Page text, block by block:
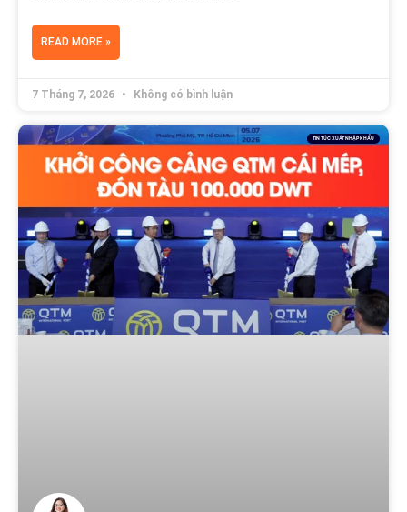
READ MORE »
7 Tháng 7, 2026 Không có bình luận
TIN TỨC XUẤT NHẬP KHẨU